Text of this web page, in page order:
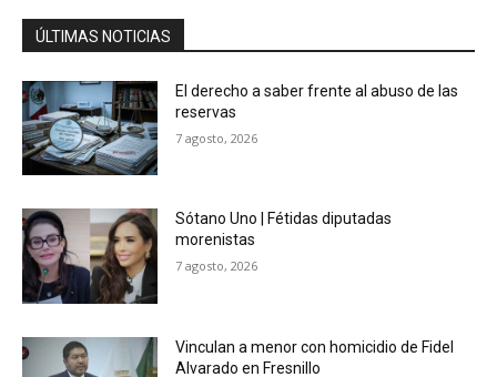
ÚLTIMAS NOTICIAS
El derecho a saber frente al abuso de las
reservas
7 agosto, 2026
Sótano Uno | Fétidas diputadas
morenistas
7 agosto, 2026
Vinculan a menor con homicidio de Fidel
Alvarado en Fresnillo